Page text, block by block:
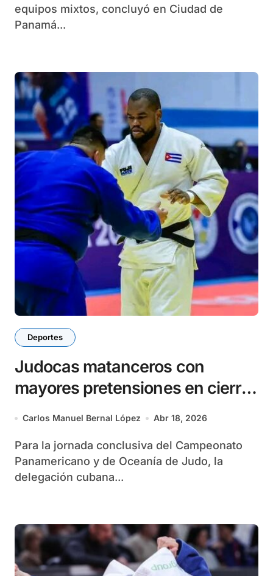
equipos mixtos, concluyó en Ciudad de
Panamá...
Deportes
Judocas matanceros con
mayores pretensiones en cierre
del Campeonato Panamericano
Carlos Manuel Bernal López Abr 18, 2026
Para la jornada conclusiva del Campeonato
Panamericano y de Oceanía de Judo, la
delegación cubana...